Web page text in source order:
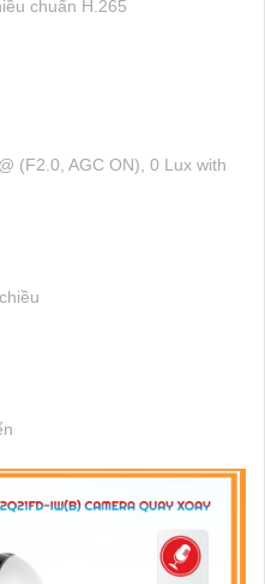
chuẩn H.265
(F2.0, AGC ON), 0 Lux with